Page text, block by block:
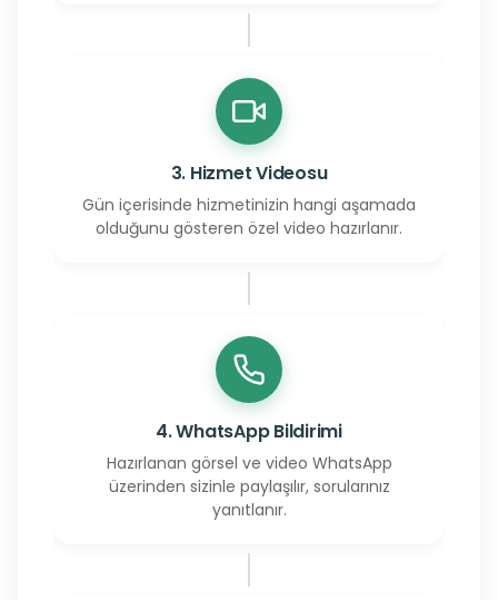
3. Hizmet Videosu
Gün içerisinde hizmetinizin hangi aşamada
olduğunu gösteren özel video hazırlanır.
4. WhatsApp Bildirimi
Hazırlanan görsel ve video WhatsApp
üzerinden sizinle paylaşılır, sorularınız
yanıtlanır.